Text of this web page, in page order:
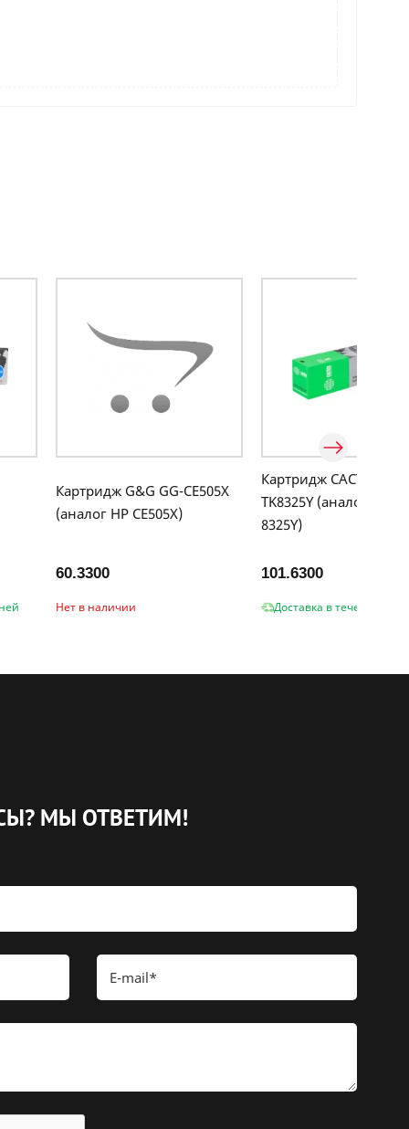
Картридж G&G GG-CE505X
(аналог HP CE505X)
60.3300
Нет в наличии
Картридж CACTUS CS-
TK8325Y (аналог
8325Y)
101.6300
Доставка в течение 2-3
МЫ ОТВЕТИМ!